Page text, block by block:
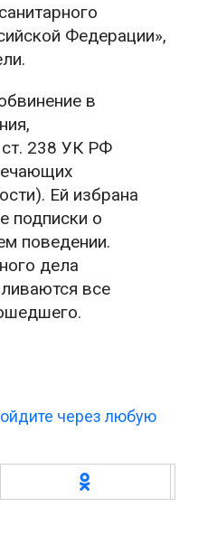
Федерации»,
в
ст. 238 УК РФ
Ей избрана
подписки о
поведении.
дела
все
через любую